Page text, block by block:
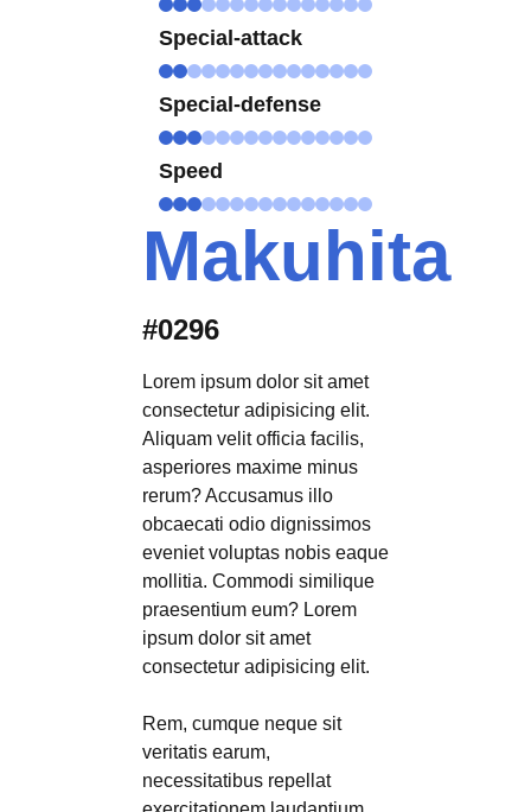
Special-attack
Special-defense
Speed
Makuhita
#0296
Lorem ipsum dolor sit amet
consectetur adipisicing elit.
Aliquam velit officia facilis,
asperiores maxime minus
rerum? Accusamus illo
obcaecati odio dignissimos
eveniet voluptas nobis eaque
mollitia. Commodi similique
praesentium eum? Lorem
ipsum dolor sit amet
consectetur adipisicing elit.
Rem, cumque neque sit
veritatis earum,
necessitatibus repellat